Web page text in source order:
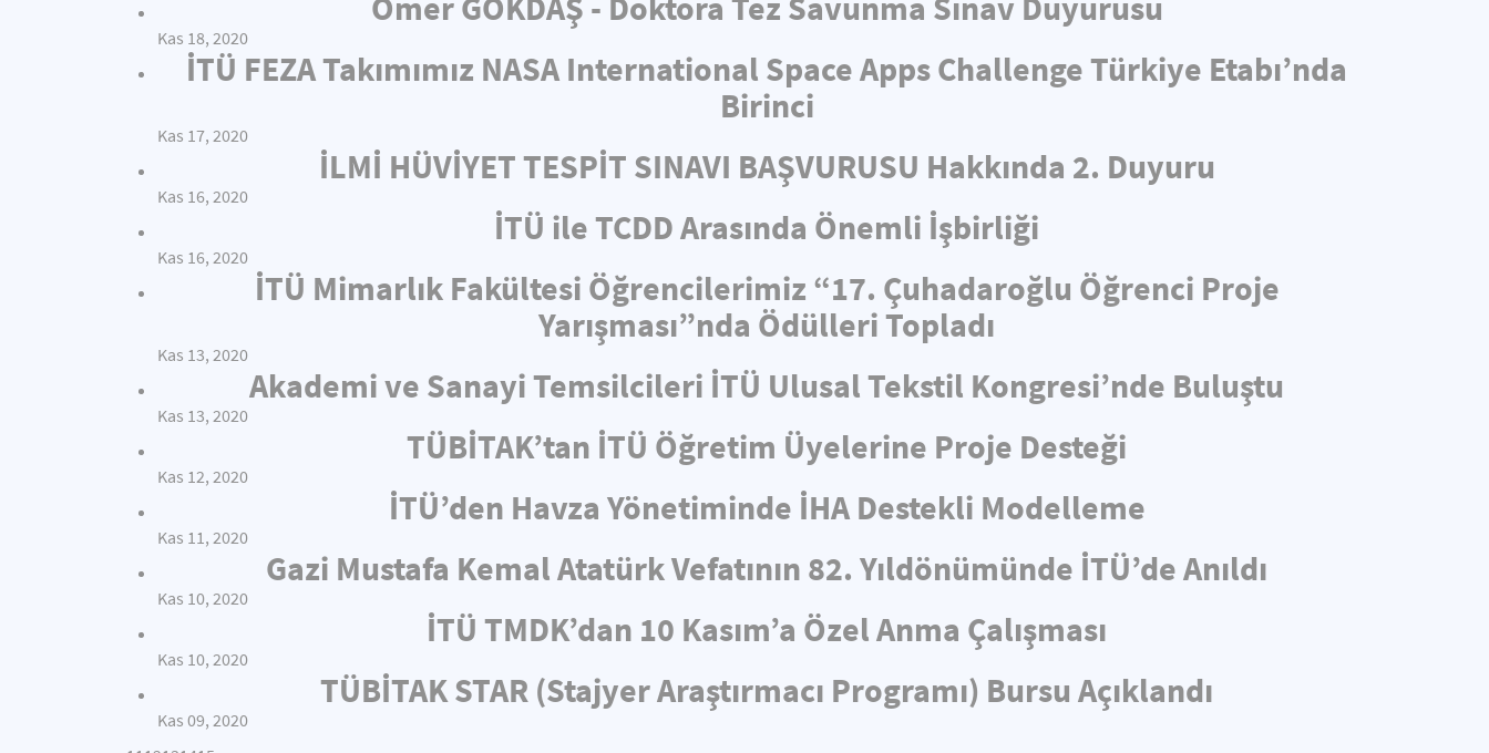
Kas 18, 2020
İTÜ FEZA Takımımız NASA International Space Apps Challenge Türkiye Etabı’nda
Birinci
Kas 17, 2020
İLMİ HÜVİYET TESPİT SINAVI BAŞVURUSU Hakkında 2. Duyuru
Kas 16, 2020
İTÜ ile TCDD Arasında Önemli İşbirliği
Kas 16, 2020
İTÜ Mimarlık Fakültesi Öğrencilerimiz “17. Çuhadaroğlu Öğrenci Proje
Yarışması”nda Ödülleri Topladı
Kas 13, 2020
Akademi ve Sanayi Temsilcileri İTÜ Ulusal Tekstil Kongresi’nde Buluştu
Kas 13, 2020
TÜBİTAK’tan İTÜ Öğretim Üyelerine Proje Desteği
Kas 12, 2020
İTÜ’den Havza Yönetiminde İHA Destekli Modelleme
Kas 11, 2020
Gazi Mustafa Kemal Atatürk Vefatının 82. Yıldönümünde İTÜ’de Anıldı
Kas 10, 2020
İTÜ TMDK’dan 10 Kasım’a Özel Anma Çalışması
Kas 10, 2020
TÜBİTAK STAR (Stajyer Araştırmacı Programı) Bursu Açıklandı
Kas 09, 2020